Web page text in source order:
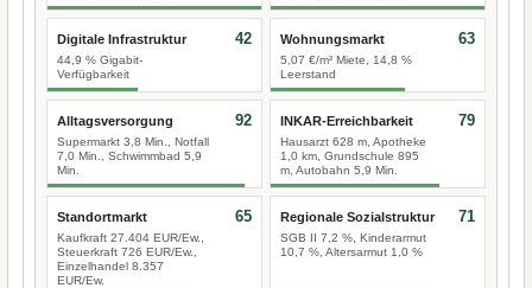
Digitale Infrastruktur
44,9 % Gigabit-
Verfügbarkeit
42 Wohnungsmarkt
5,07 €/m² Miete, 14,8 %
Leerstand
63
Alltagsversorgung
Supermarkt 3,8 Min., Notfall
7,0 Min., Schwimmbad 5,9
Min.
92 INKAR-Erreichbarkeit
Hausarzt 628 m, Apotheke
1,0 km, Grundschule 895
m, Autobahn 5,9 Min.
79
Standortmarkt
Kaufkraft 27.404 EUR/Ew.,
Steuerkraft 726 EUR/Ew.,
Einzelhandel 8.357
EUR/Ew.
65 Regionale Sozialstruktur
SGB II 7,2 %, Kinderarmut
10,7 %, Altersarmut 1,0 %
71